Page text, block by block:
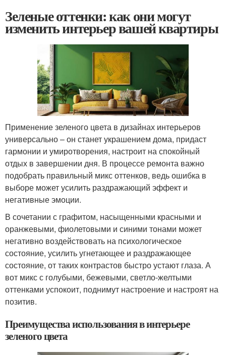
Зеленые оттенки: как они могут
изменить интерьер вашей квартиры
Применение зеленого цвета в дизайнах интерьеров
универсально – он станет украшением дома, придаст
гармонии и умиротворения, настроит на спокойный
отдых в завершении дня. В процессе ремонта важно
подобрать правильный микс оттенков, ведь ошибка в
выборе может усилить раздражающий эффект и
негативные эмоции.
В сочетании с графитом, насыщенными красными и
оранжевыми, фиолетовыми и синими тонами может
негативно воздействовать на психологическое
состояние, усилить угнетающее и раздражающее
состояние, от таких контрастов быстро устают глаза. А
вот микс с голубыми, бежевыми, светло-желтыми
оттенками успокоит, поднимут настроение и настроят на
позитив.
Преимущества использования в интерьере
зеленого цвета